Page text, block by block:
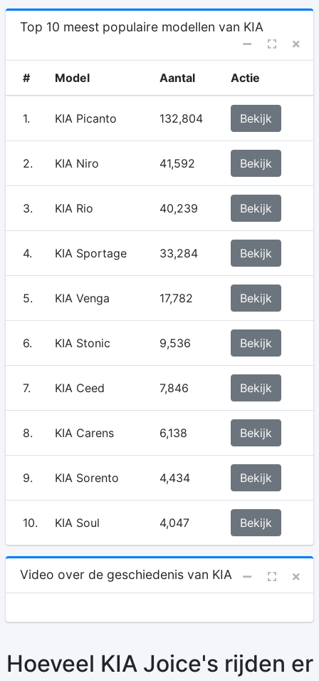
Top 10 meest populaire modellen van KIA
# Model Aantal Actie
1. KIA Picanto 132,804 Bekijk
2. KIA Niro 41,592 Bekijk
3. KIA Rio 40,239 Bekijk
4. KIA Sportage 33,284 Bekijk
5. KIA Venga 17,782 Bekijk
6. KIA Stonic 9,536 Bekijk
7. KIA Ceed 7,846 Bekijk
8. KIA Carens 6,138 Bekijk
9. KIA Sorento 4,434 Bekijk
10. KIA Soul 4,047 Bekijk
Video over de geschiedenis van KIA
Hoeveel KIA Joice's rijden er